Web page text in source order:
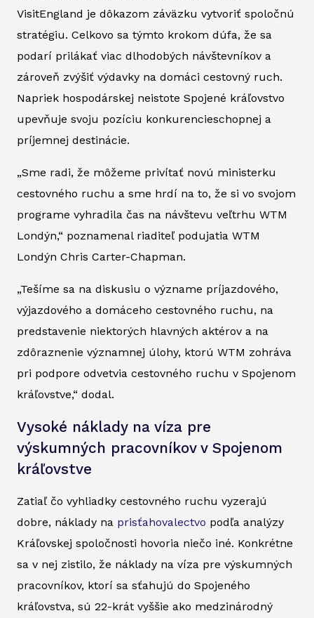
VisitEngland je dôkazom záväzku vytvoriť spoločnú
stratégiu. Celkovo sa týmto krokom dúfa, že sa
podarí prilákať viac dlhodobých návštevníkov a
zároveň zvýšiť výdavky na domáci cestovný ruch.
Napriek hospodárskej neistote Spojené kráľovstvo
upevňuje svoju pozíciu konkurencieschopnej a
príjemnej destinácie.
„Sme radi, že môžeme privítať novú ministerku
cestovného ruchu a sme hrdí na to, že si vo svojom
programe vyhradila čas na návštevu veľtrhu WTM
Londýn,“ poznamenal riaditeľ podujatia WTM
Londýn Chris Carter-Chapman.
„Tešíme sa na diskusiu o význame príjazdového,
výjazdového a domáceho cestovného ruchu, na
predstavenie niektorých hlavných aktérov a na
zdôraznenie významnej úlohy, ktorú WTM zohráva
pri podpore odvetvia cestovného ruchu v Spojenom
kráľovstve,“ dodal.
Vysoké náklady na víza pre
výskumných pracovníkov v Spojenom
kráľovstve
Zatiaľ čo vyhliadky cestovného ruchu vyzerajú
dobre, náklady na prisťahovalectvo podľa analýzy
Kráľovskej spoločnosti hovoria niečo iné. Konkrétne
sa v nej zistilo, že náklady na víza pre výskumných
pracovníkov, ktorí sa sťahujú do Spojeného
kráľovstva, sú 22-krát vyššie ako medzinárodný